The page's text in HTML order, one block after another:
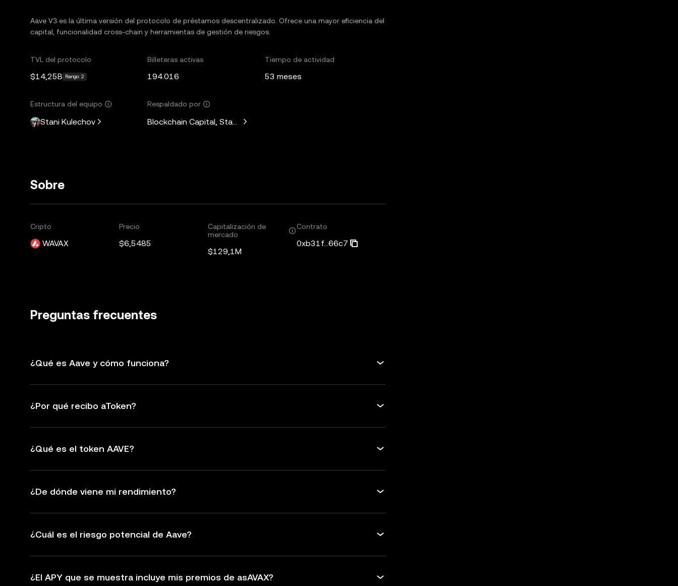
Aave V3 es la última versión del protocolo de préstamos descentralizado. Ofrece una mayor eficiencia del
capital, funcionalidad cross-chain y herramientas de gestión de riesgos.
TVL del protocolo
$14,25B Rango: 2
Billeteras activas
194.016
Tiempo de actividad
53 meses
Estructura del equipo
Stani Kulechov
Respaldado por
Blockchain Capital, Standard Crypto, Blockchain.com
Sobre
Cripto
WAVAX
Precio
$6,5485
Capitalización de
mercado
$129,1M
Contrato
0xb31f...66c7
Preguntas frecuentes
¿Qué es Aave y cómo funciona?
¿Por qué recibo aToken?
¿Qué es el token AAVE?
¿De dónde viene mi rendimiento?
¿Cuál es el riesgo potencial de Aave?
¿El APY que se muestra incluye mis premios de asAVAX?